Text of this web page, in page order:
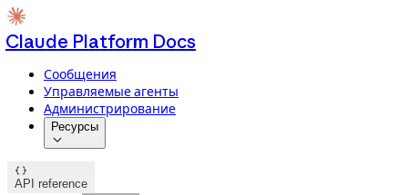
Claude Platform Docs
Сообщения
Управляемые агенты
Администрирование
Ресурсы


API reference